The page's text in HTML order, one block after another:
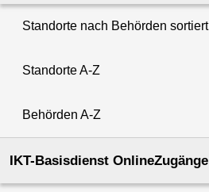
Standorte nach Behörden sortiert
Standorte A-Z
Behörden A-Z
IKT-Basisdienst OnlineZugänge